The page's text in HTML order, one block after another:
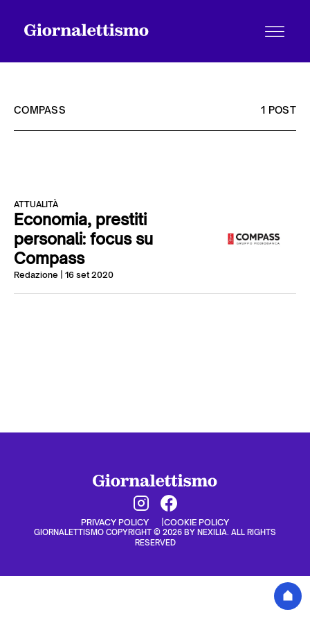
Chi siamo
Contatti
COMPASS 1 POST
ATTUALITÀ
Economia, prestiti
personali: focus su
Compass
Redazione | 16 set 2020
PRIVACY POLICY COOKIE POLICY
GIORNALETTISMO COPYRIGHT © 2026 BY NEXILIA. ALL RIGHTS
RESERVED